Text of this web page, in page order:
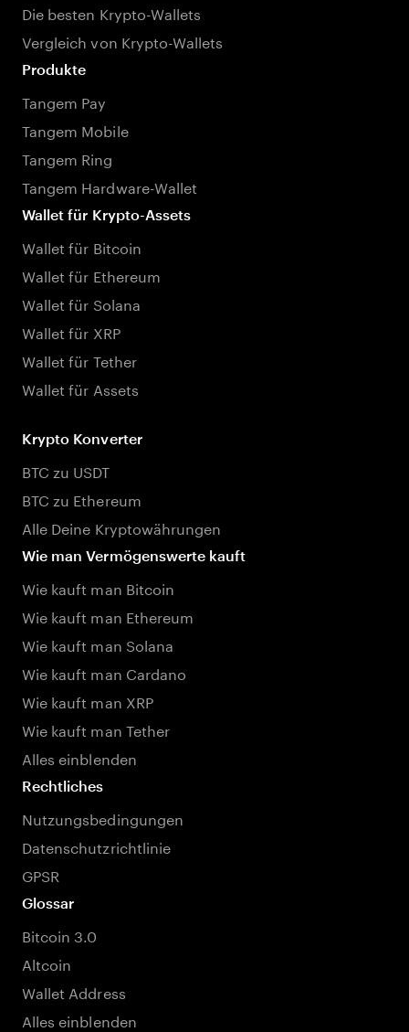
Die besten Krypto-Wallets
Vergleich von Krypto-Wallets
Produkte
Tangem Pay
Tangem Mobile
Tangem Ring
Tangem Hardware-Wallet
Wallet für Krypto-Assets
Wallet für Bitcoin
Wallet für Ethereum
Wallet für Solana
Wallet für XRP
Wallet für Tether
Wallet für Assets
Krypto Konverter
BTC zu USDT
BTC zu Ethereum
Alle Deine Kryptowährungen
Wie man Vermögenswerte kauft
Wie kauft man Bitcoin
Wie kauft man Ethereum
Wie kauft man Solana
Wie kauft man Cardano
Wie kauft man XRP
Wie kauft man Tether
Alles einblenden
Rechtliches
Nutzungsbedingungen
Datenschutzrichtlinie
GPSR
Glossar
Bitcoin 3.0
Altcoin
Wallet Address
Alles einblenden